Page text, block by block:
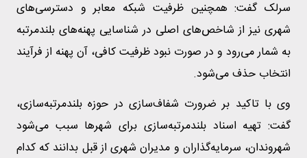
سرلک گفت: همچنین ظرفیت شبکه معابر و دسترسی‌های
شهری نیز از شاخص‌های اصلی در شناسایی پهنه‌های بلندمرتبه
به شمار می‌رود و در صورت نبود ظرفیت کافی، آن پهنه از فرآیند
انتخاب حذف می‌شود.
وی با تاکید بر ضرورت شفاف‌سازی در حوزه بلندمرتبه‌سازی،
گفت: تهیه اسناد بلندمرتبه‌سازی برای شهرها سبب می‌شود
شهروندان، سرمایه‌گذاران و مدیران شهری از قبل بدانند که کدام